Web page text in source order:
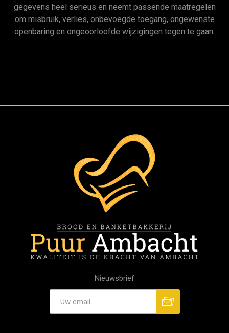
gegevens heel serieus en neemt passende maatregelen
om misbruik, verlies, onbevoegde toegang, ongewenste
openbaring en ongeoorloofde wijzigingen tegen te gaan.
Nieuwsbrief